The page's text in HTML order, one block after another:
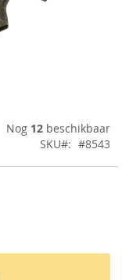
Nog 12 beschikbaar
SKU
#8543